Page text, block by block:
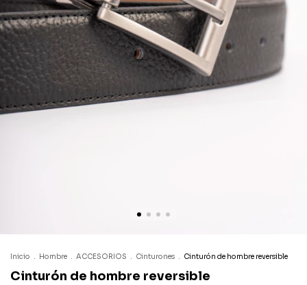
Inicio . Hombre . ACCESORIOS . Cinturones . Cinturón de hombre reversible
Cinturón de hombre reversible